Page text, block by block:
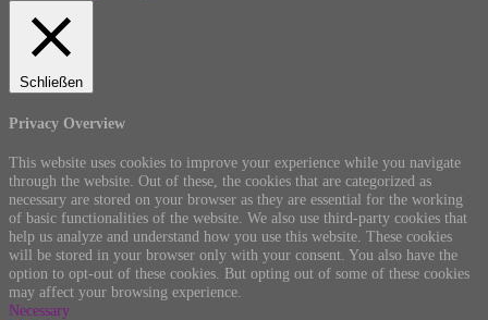
Schließen
Privacy Overview
This website uses cookies to improve your experience while you navigate
through the website. Out of these, the cookies that are categorized as
necessary are stored on your browser as they are essential for the working
of basic functionalities of the website. We also use third-party cookies that
help us analyze and understand how you use this website. These cookies
will be stored in your browser only with your consent. You also have the
option to opt-out of these cookies. But opting out of some of these cookies
may affect your browsing experience.
Necessary